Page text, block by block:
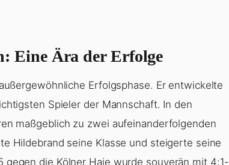
Eine Ära der Erfolge
Erfolgsphase. Er entwickelte
Spieler der Mannschaft. In den
maßgeblich zu zwei aufeinanderfolgenden
Hildebrand seine Klasse und steigerte seine
die Kölner Haie wurde souverän mit 4:1-